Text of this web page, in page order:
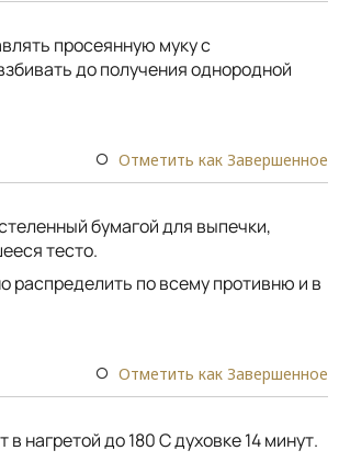
просеянную муку с
до получения однородной
Отметить как Завершенное
бумагой для выпечки,
тесто.
распределить по всему противню и в
Отметить как Завершенное
в нагретой до 180 С духовке 14 минут.